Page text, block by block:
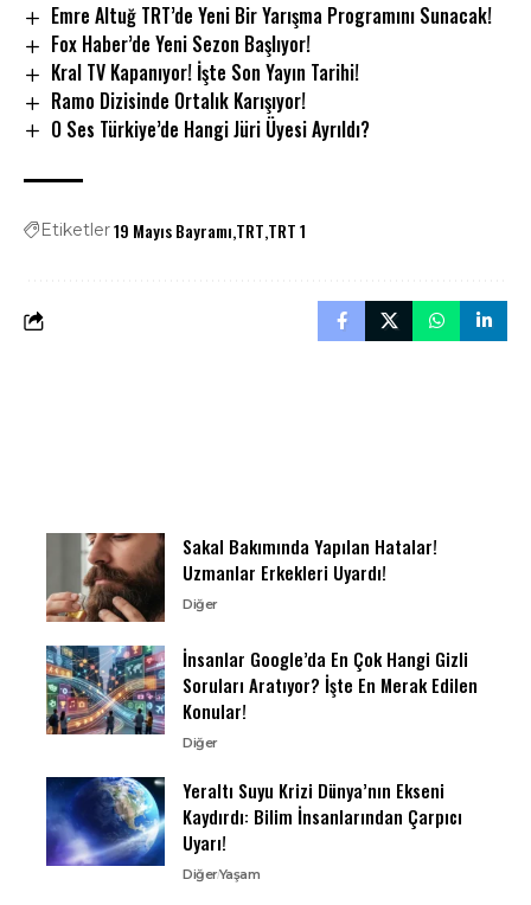
Emre Altuğ TRT’de Yeni Bir Yarışma Programını Sunacak!
Fox Haber’de Yeni Sezon Başlıyor!
Kral TV Kapanıyor! İşte Son Yayın Tarihi!
Ramo Dizisinde Ortalık Karışıyor!
O Ses Türkiye’de Hangi Jüri Üyesi Ayrıldı?
Etiketler19 Mayıs Bayramı TRT TRT 1
Sakal Bakımında Yapılan Hatalar!
Uzmanlar Erkekleri Uyardı!
Diğer
İnsanlar Google’da En Çok Hangi Gizli
Soruları Aratıyor? İşte En Merak Edilen
Konular!
Diğer
Yeraltı Suyu Krizi Dünya’nın Ekseni
Kaydırdı: Bilim İnsanlarından Çarpıcı
Uyarı!
DiğerYaşam